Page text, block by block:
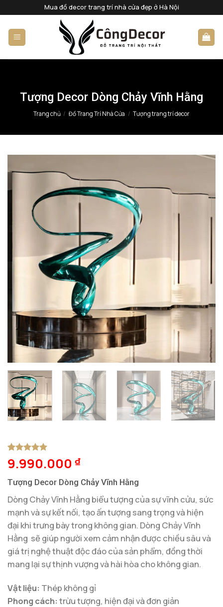
qua
nội
dung
Mua đồ decor trang trí nhà cửa đẹp ở Hà Nội
Tượng Decor Dòng Chảy Vĩnh Hằng
Trang chủ / Đồ Trang Trí Nhà Cửa / Tượng trang trí decor
5trên 5
dựa trên
1
9.990.000 ₫
Tượng Decor Dòng Chảy Vĩnh Hằng
Dòng Chảy Vĩnh Hằng biểu tượng của sự vĩnh cửu, sức
mạnh và sự kết nối, tạo ấn tượng sang trọng và hiện
đại khi trưng bày trong không gian. Dòng Chảy Vĩnh
Hằng sẽ giúp người xem cảm nhận được chiều sâu và
giá trị nghệ thuật độc đáo của sản phẩm, đồng thời
mang lại sự thịnh vượng và hài hòa cho không gian.
Vật liệu: Thép không gỉ
Phong cách: trừu tượng, hiện đại và đơn giản